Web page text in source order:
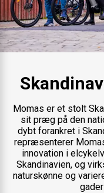
Momas er et stolt
sit præg på den
dybt forankret i
repræsenterer
innovation i
Skandinavien, og
naturskønne og